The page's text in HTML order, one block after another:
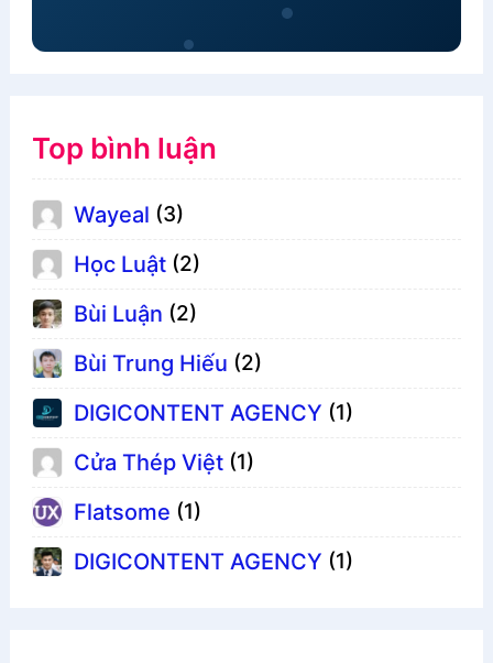
Top bình luận
Wayeal (3)
Học Luật (2)
Bùi Luận (2)
Bùi Trung Hiếu (2)
DIGICONTENT AGENCY (1)
Cửa Thép Việt (1)
Flatsome (1)
DIGICONTENT AGENCY (1)